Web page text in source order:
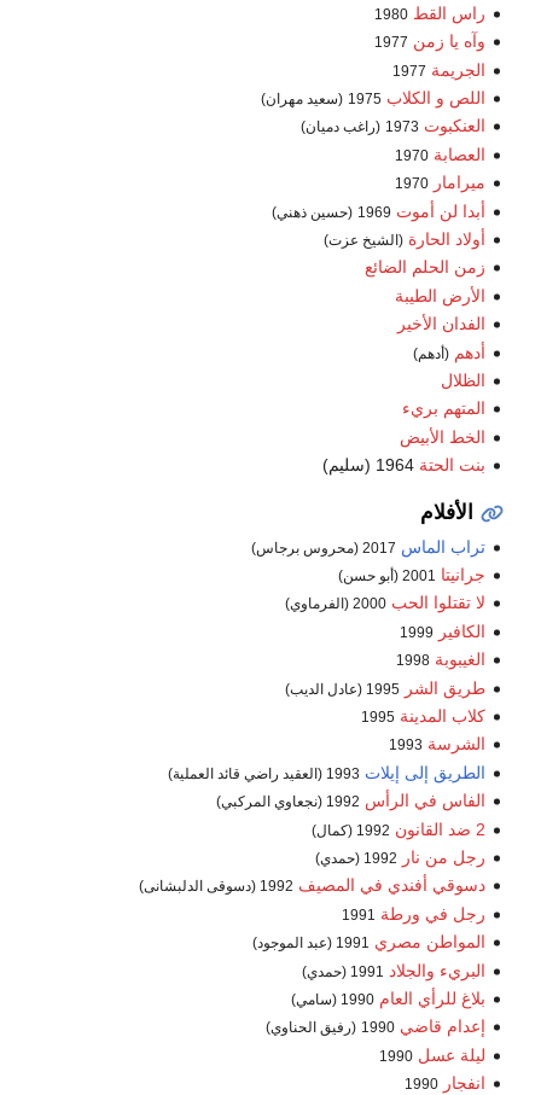
راس القط 1980
وآه يا زمن 1977
الجريمة 1977
اللص و الكلاب 1975 (سعيد مهران)
العنكبوت 1973 (راغب دميان)
العصابة 1970
ميرامار 1970
أبدا لن أموت 1969 (حسين ذهني)
أولاد الحارة (الشيخ عزت)
زمن الحلم الضائع
الأرض الطيبة
الفدان الأخير
أدهم (أدهم)
الظلال
المتهم بريء
الخط الأبيض
بنت الحتة 1964 (سليم)
الأفلام
تراب الماس 2017 (محروس برجاس)
جرانيتا 2001 (أبو حسن)
لا تقتلوا الحب 2000 (الفرماوي)
الكافير 1999
الغيبوبة 1998
طريق الشر 1995 (عادل الديب)
كلاب المدينة 1995
الشرسة 1993
الطريق إلى إيلات 1993 (العقيد راضي قائد العملية)
الفاس في الرأس 1992 (نجعاوي المركبي)
2 ضد القانون 1992 (كمال)
رجل من نار 1992 (حمدي)
دسوقي أفندي في المصيف 1992 (دسوقى الدلبشانى)
رجل في ورطة 1991
المواطن مصري 1991 (عبد الموجود)
البريء والجلاد 1991 (حمدي)
بلاغ للرأي العام 1990 (سامي)
إعدام قاضي 1990 (رفيق الحناوي)
ليلة عسل 1990
انفجار 1990